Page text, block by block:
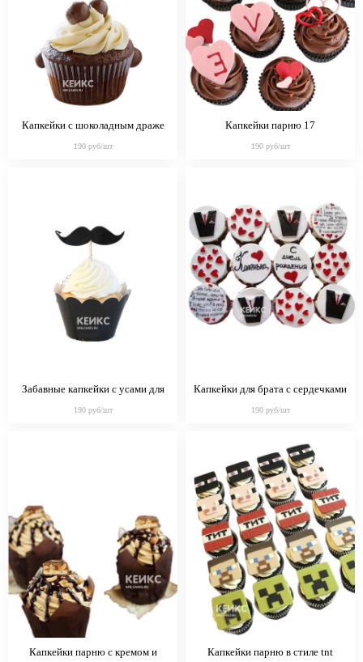
Капкейки с шоколадным драже
190 руб/шт
Капкейки парню 17
190 руб/шт
Забавные капкейки с усами для
190 руб/шт
Капкейки для брата с сердечками
190 руб/шт
Капкейки парню с кремом и
Капкейки парню в стиле tnt